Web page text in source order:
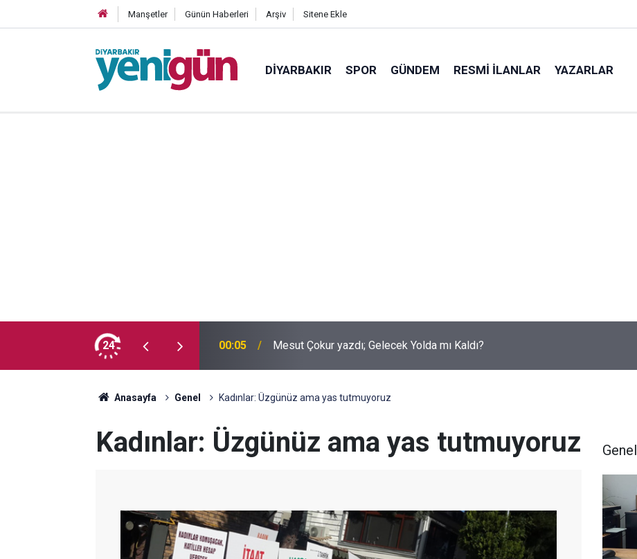
Manşetler Günün Haberleri Arşiv Sitene Ekle
DIYARBAKIR SPOR GÜNDEM RESMI İLANLAR YAZARLAR
24
kullanmıyorum, çocuklarımı verin 00:05 Mesut Çokur yazdı; Gelecek Yolda mı Kaldı?
Anasayfa Genel Kadınlar: Üzgünüz ama yas tutmuyoruz
Kadınlar: Üzgünüz ama yas tutmuyoruz Genel